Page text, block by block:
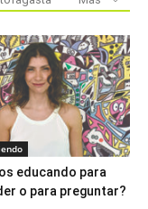
educando para
o para preguntar?